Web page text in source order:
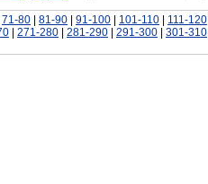
71-80 81-90 91-100 101-110 111-120
271-280 281-290 291-300 301-310